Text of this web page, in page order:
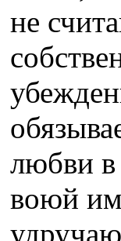
не
любви в
воюй